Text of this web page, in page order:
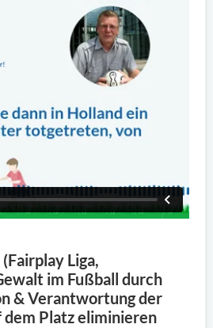
Liga,
im Fußball durch
& Verantwortung der
Platz eliminieren